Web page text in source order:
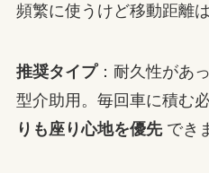
頻繁に使うけど移動距離
推奨タイプ：耐久性があ
型介助用。毎回車に積む
りも座り心地を優先でき